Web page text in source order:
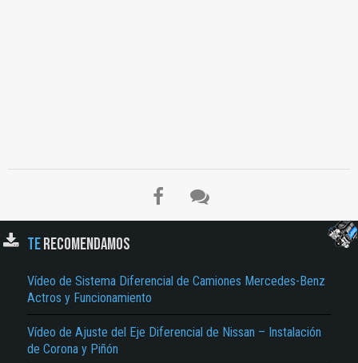
TERECOMENDAMOS
Vídeo de Sistema Diferencial de Camiones Mercedes-Benz
Actros y Funcionamiento
Vídeo de Ajuste del Eje Diferencial de Nissan – Instalación
de Corona y Piñón